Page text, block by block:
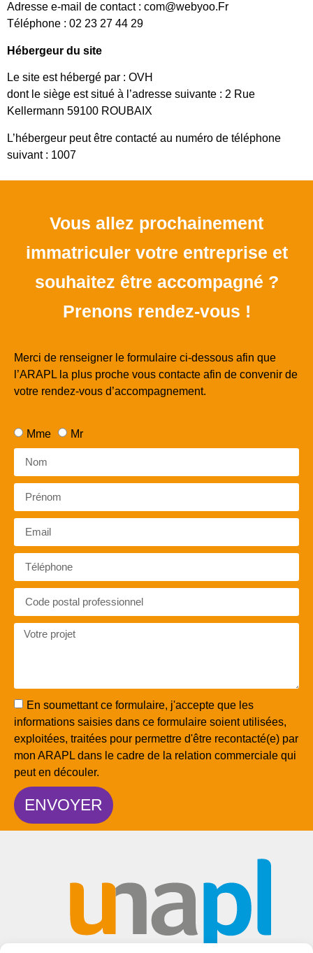
Adresse e-mail de contact : com@webyoo.Fr
Téléphone : 02 23 27 44 29
Hébergeur du site
Le site est hébergé par : OVH
dont le siège est situé à l’adresse suivante : 2 Rue
Kellermann 59100 ROUBAIX
L’hébergeur peut être contacté au numéro de téléphone
suivant : 1007
Vous allez prochainement
immatriculer votre entreprise et
souhaitez être accompagné ?
Prenons rendez-vous !
Merci de renseigner le formulaire ci-dessous afin que
l’ARAPL la plus proche vous contacte afin de convenir de
votre rendez-vous d’accompagnement.
Mme Mr
En soumettant ce formulaire, j'accepte que les
informations saisies dans ce formulaire soient utilisées,
exploitées, traitées pour permettre d'être recontacté(e) par
mon ARAPL dans le cadre de la relation commerciale qui
peut en découler.
ENVOYER